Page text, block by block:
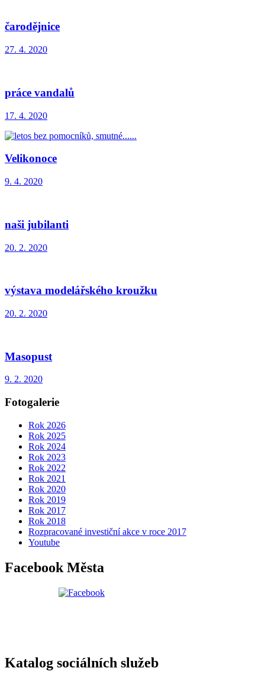
čarodějnice
27. 4. 2020
práce vandalů
17. 4. 2020
Velikonoce
9. 4. 2020
naši jubilanti
20. 2. 2020
výstava modelářského kroužku
20. 2. 2020
Masopust
9. 2. 2020
Fotogalerie
Rok 2026
Rok 2025
Rok 2024
Rok 2023
Rok 2022
Rok 2021
Rok 2020
Rok 2019
Rok 2017
Rok 2018
Rozpracované investiční akce v roce 2017
Youtube
Facebook Města
Katalog sociálních služeb